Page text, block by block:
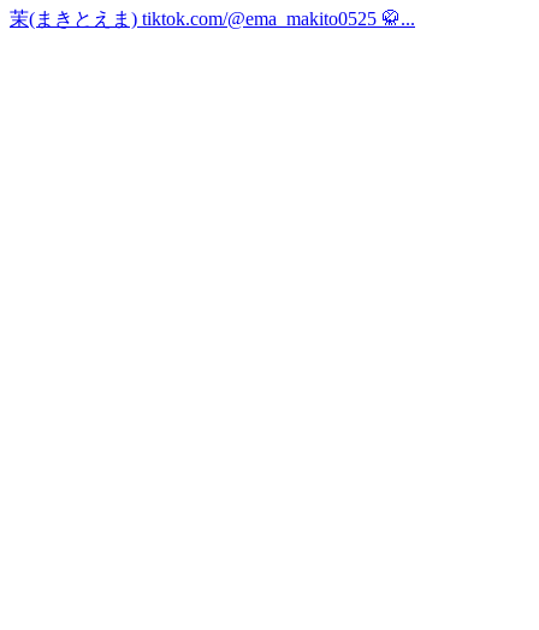
茉(まきとえま) tiktok.com/@ema_makito0525 🥋...